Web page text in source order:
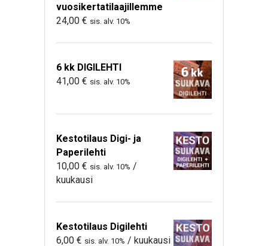
vuosikertatilaajillemme
24,00 € sis. alv. 10%
6 kk DIGILEHTI
41,00 € sis. alv. 10%
Kestotilaus Digi- ja
Paperilehti
10,00 € sis. alv. 10% /
kuukausi
Kestotilaus Digilehti
6,00 € sis. alv. 10% / kuukausi